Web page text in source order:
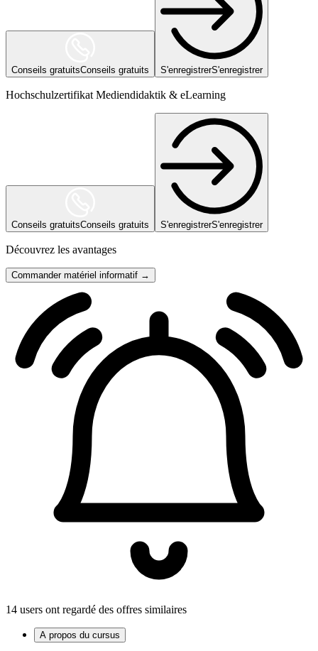
Conseils gratuitsConseils gratuits S'enregistrerS'enregistrer
Hochschulzertifikat Mediendidaktik & eLearning
Conseils gratuitsConseils gratuits S'enregistrerS'enregistrer
Découvrez les avantages
Commander matériel informatif →
14 users ont regardé des offres similaires
A propos du cursus